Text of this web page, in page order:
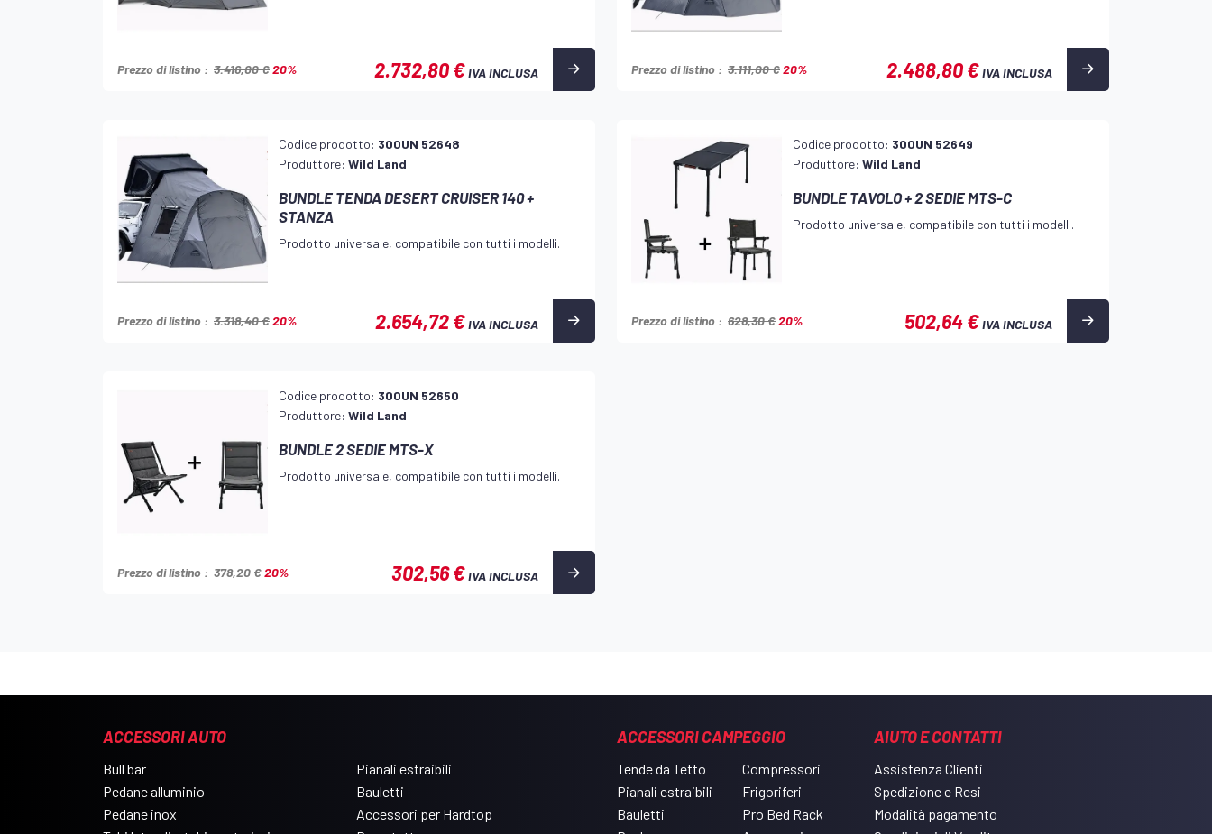
Prezzo di listino : 3.416,00 €20% 2.732,80 €IVA INCLUSA Prezzo di listino : 3.111,00 €20% 2.488,80 €IVA INCLUSA
Codice prodotto: 300UN 52648
Produttore:Wild Land
BUNDLE TENDA DESERT CRUISER 140 +
STANZA
Prodotto universale, compatibile con tutti i modelli.
Prezzo di listino : 3.318,40 €20% 2.654,72 €IVA INCLUSA
Codice prodotto: 300UN 52649
Produttore:Wild Land
BUNDLE TAVOLO + 2 SEDIE MTS-C
Prodotto universale, compatibile con tutti i modelli.
Prezzo di listino : 628,30 €20% 502,64 €IVA INCLUSA
Codice prodotto: 300UN 52650
Produttore:Wild Land
BUNDLE 2 SEDIE MTS-X
Prodotto universale, compatibile con tutti i modelli.
Prezzo di listino : 378,20 €20% 302,56 €IVA INCLUSA
ACCESSORI AUTO
Bull bar
Pedane alluminio
Pedane inox
Pianali estraibili
Bauletti
Accessori per Hardtop
ACCESSORI CAMPEGGIO
Tende da Tetto
Pianali estraibili
Bauletti
Compressori
Frigoriferi
Pro Bed Rack
AIUTO E CONTATTI
Assistenza Clienti
Spedizione e Resi
Modalità pagamento